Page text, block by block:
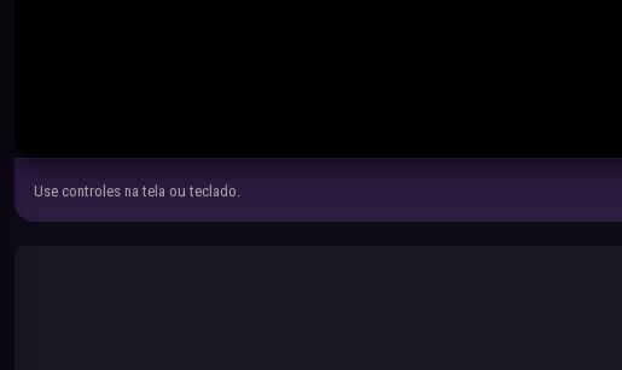
Use controles na tela ou teclado.